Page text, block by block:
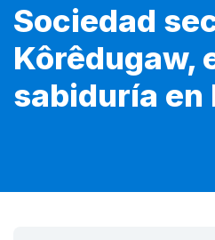
Sociedad
Kôrêdugaw,
sabiduría en